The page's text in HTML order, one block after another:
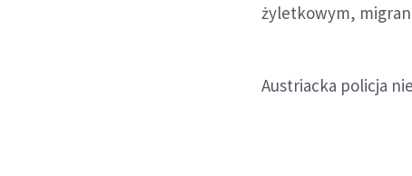
żyletkowym,
Austriacka policja